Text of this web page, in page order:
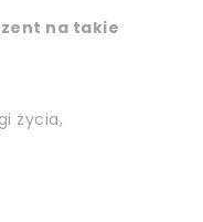
na takie
życia,